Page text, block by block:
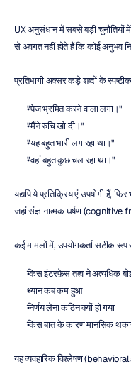
UX अनुसंधान में सबसे बड़ी चुनौतियों
से अवगत नहीं होते हैं कि कोई अनुभव
प्रतिभागी अक्सर कड़े शब्दों के
"पेज भ्रमित करने वाला लगा।"
"मैंने रुचि खो दी।"
"यह बहुत भारी लग रहा था।"
"वहां बहुत कुछ चल रहा था।"
यद्यपि ये प्रतिक्रियाएं उपयोगी हैं,
जहां संज्ञानात्मक घर्षण
कई मामलों में, उपयोगकर्ता सटीक
किस इंटरफ़ेस तत्व ने अत्यधिक
ध्यान कब कम हुआ
निर्णय लेना कठिन क्यों हो गया
किस बात के कारण मानसिक
यह व्यवहारिक विश्लेषण